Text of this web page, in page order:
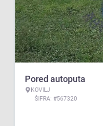
Pored autoputa
KOVILJ
ŠIFRA: #567320